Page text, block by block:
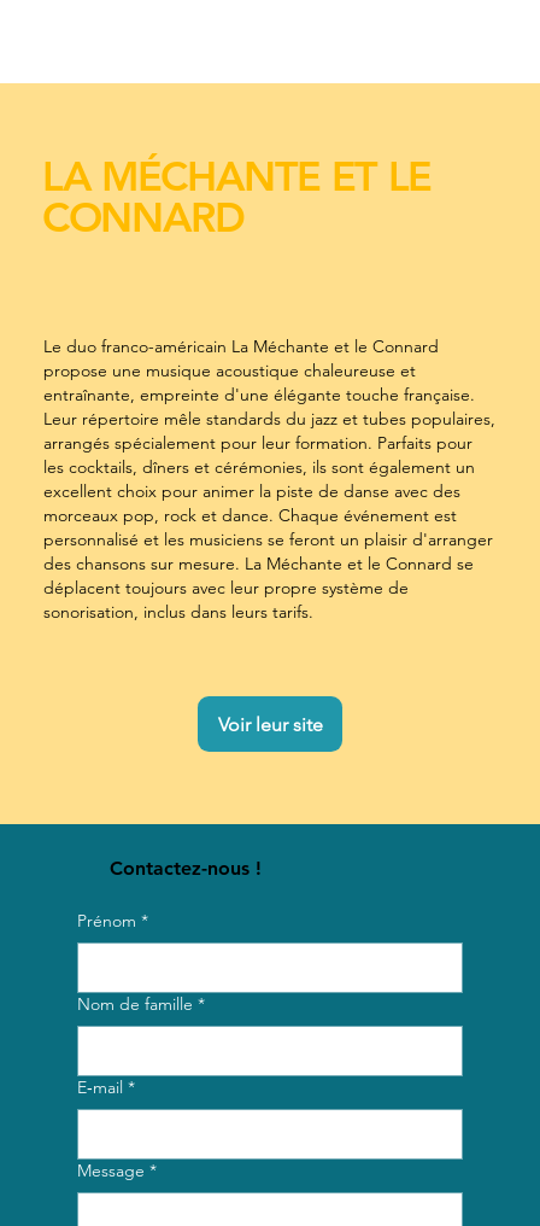
LA MÉCHANTE ET LE
CONNARD
Le duo franco-américain La Méchante et le Connard
propose une musique acoustique chaleureuse et
entraînante, empreinte d'une élégante touche française.
Leur répertoire mêle standards du jazz et tubes populaires,
arrangés spécialement pour leur formation. Parfaits pour
les cocktails, dîners et cérémonies, ils sont également un
excellent choix pour animer la piste de danse avec des
morceaux pop, rock et dance. Chaque événement est
personnalisé et les musiciens se feront un plaisir d'arranger
des chansons sur mesure. La Méchante et le Connard se
déplacent toujours avec leur propre système de
sonorisation, inclus dans leurs tarifs.
Voir leur site
Contactez-nous !
Prénom *
Nom de famille *
E‑mail *
Message *